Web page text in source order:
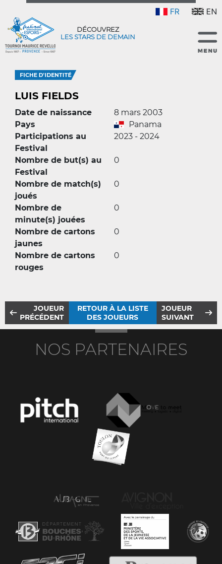
FR EN
DÉCOUVREZ
LES STARS DE DEMAIN
FICHE D'IDENTITÉ
LUIS FIELDS
Date de naissance
8 mars 2003
Pays
Panama
Participations au
Festival
2023 - 2024
Nombre de but(s) au
Festival
0
Nombre de match(s)
joués
0
Nombre de
minute(s) jouées
0
Nombre de cartons
jaunes
0
Nombre de cartons
rouges
0
JOUEUR
PRÉCÉDENT
RETOUR À LA LISTE
DES JOUEURS
JOUEUR
SUIVANT
NOS PARTENAIRES